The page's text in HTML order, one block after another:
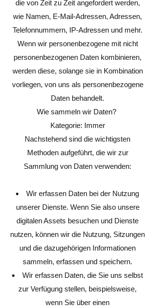
die von Zeit zu Zeit angefordert werden,
wie Namen, E-Mail-Adressen, Adressen,
Telefonnummern, IP-Adressen und mehr.
Wenn wir personenbezogene mit nicht
personenbezogenen Daten kombinieren,
werden diese, solange sie in Kombination
vorliegen, von uns als personenbezogene
Daten behandelt.
Wie sammeln wir Daten?
Kategorie: Immer
Nachstehend sind die wichtigsten
Methoden aufgeführt, die wir zur
Sammlung von Daten verwenden:
Wir erfassen Daten bei der Nutzung
unserer Dienste. Wenn Sie also unsere
digitalen Assets besuchen und Dienste
nutzen, können wir die Nutzung, Sitzungen
und die dazugehörigen Informationen
sammeln, erfassen und speichern.
Wir erfassen Daten, die Sie uns selbst
zur Verfügung stellen, beispielsweise,
wenn Sie über einen